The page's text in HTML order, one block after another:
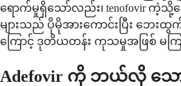
ရောက်မှုရှိသော်လည်း၊ tenofovir ကဲ့သို့
များသည် ပိုမိုအားကောင်းပြီး ဘေးထွ
ကြောင့် ဒုတိယတန်း ကုသမှုအဖြစ် မက
Adefovir ကို ဘယ်လို သ